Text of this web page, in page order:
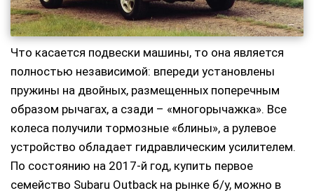
Что касается подвески машины, то она является
полностью независимой: впереди установлены
пружины на двойных, размещенных поперечным
образом рычагах, а сзади – «многорычажка». Все
колеса получили тормозные «блины», а рулевое
устройство обладает гидравлическим усилителем.
По состоянию на 2017-й год, купить первое
семейство Subaru Outback на рынке б/у, можно в